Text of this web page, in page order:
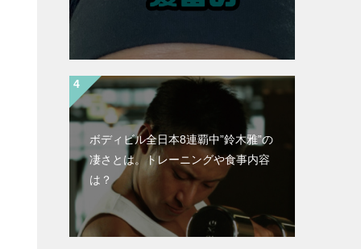
ボディビル全日本8連覇中”鈴木雅”の
凄さとは。トレーニングや食事内容
は？